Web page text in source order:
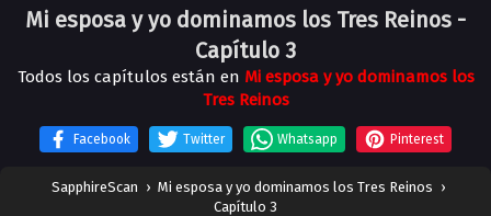
Mi esposa y yo dominamos los Tres Reinos -
Capítulo 3
Todos los capítulos están en Mi esposa y yo dominamos los
Tres Reinos
Facebook Twitter Whatsapp Pinterest
SapphireScan › Mi esposa y yo dominamos los Tres Reinos ›
Capítulo 3